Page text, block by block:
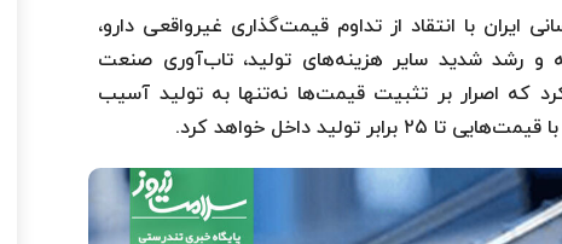
با انتقاد از تداوم قیمت‌گذاری غیرواقعی دارو،
قیمت مواد اولیه و رشد شدید سایر هزینه‌های تولید، تاب‌آوری صنعت
که اصرار بر تثبیت قیمت‌ها نه‌تنها به تولید آسیب
تولید داخل خواهد کرد.